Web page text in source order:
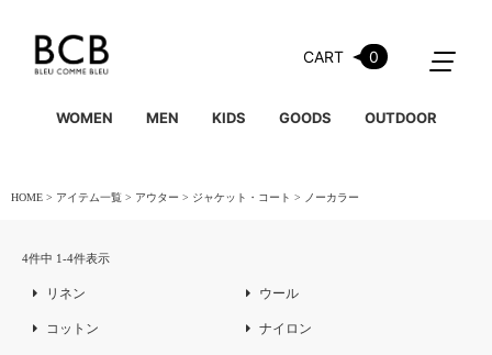
CART 0
WOMEN MEN KIDS GOODS OUTDOOR
HOME アイテム一覧 アウター ジャケット・コート ノーカラー
4件中 1-4件表示
リネン ウール
コットン ナイロン